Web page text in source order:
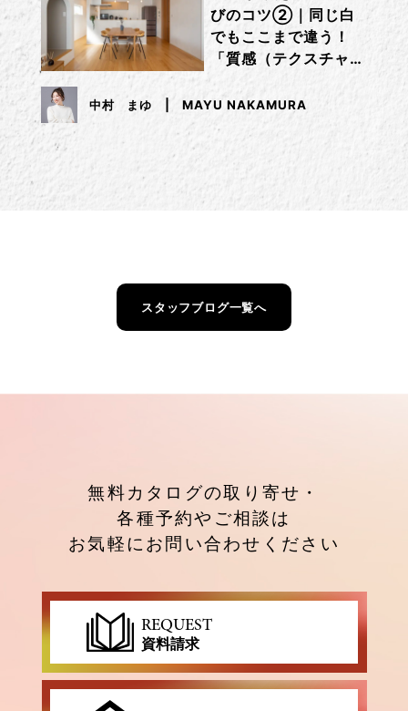
びのコツ②｜同じ白
でもここまで違う！
「質感（テクスチャ
ー）」で差をつけるコ
ツ
中村 まゆ MAYU NAKAMURA
スタッフブログ一覧へ
無料カタログの取り寄せ・
各種予約やご相談は
お気軽にお問い合わせください
REQUEST
資料請求